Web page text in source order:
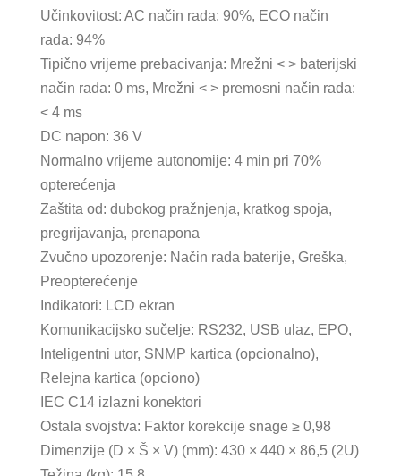
Učinkovitost: AC način rada: 90%, ECO način
rada: 94%
Tipično vrijeme prebacivanja: Mrežni < > baterijski
način rada: 0 ms, Mrežni < > premosni način rada:
< 4 ms
DC napon: 36 V
Normalno vrijeme autonomije: 4 min pri 70%
opterećenja
Zaštita od: dubokog pražnjenja, kratkog spoja,
pregrijavanja, prenapona
Zvučno upozorenje: Način rada baterije, Greška,
Preopterećenje
Indikatori: LCD ekran
Komunikacijsko sučelje: RS232, USB ulaz, EPO,
Inteligentni utor, SNMP kartica (opcionalno),
Relejna kartica (opciono)
IEC C14 izlazni konektori
Ostala svojstva: Faktor korekcije snage ≥ 0,98
Dimenzije (D × Š × V) (mm): 430 × 440 × 86,5 (2U)